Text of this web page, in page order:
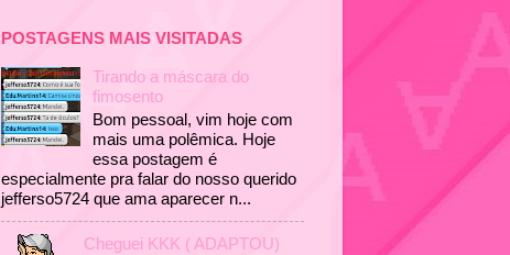
POSTAGENS MAIS VISITADAS
Tirando a máscara do
fimosento
Bom pessoal, vim hoje com
mais uma polêmica. Hoje
essa postagem é
especialmente pra falar do nosso querido
jefferso5724 que ama aparecer n...
Cheguei KKK ( ADAPTOU)